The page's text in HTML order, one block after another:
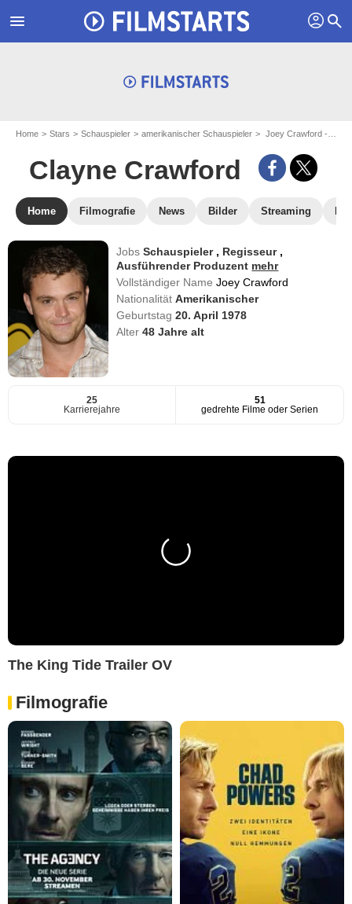
menu profil search
Home Stars Schauspieler amerikanischer Schauspieler Joey Crawford - aka : Clayne Crawford
Clayne Crawford
Home Filmografie News Bilder Streaming
JobsSchauspieler , Regisseur ,
Ausführender Produzent mehr
Vollständiger NameJoey Crawford
NationalitätAmerikanischer
Geburtstag20. April 1978
Alter48 Jahre alt
25
Karrierejahre
51
gedrehte Filme oder Serien
The King Tide Trailer OV
Filmografie